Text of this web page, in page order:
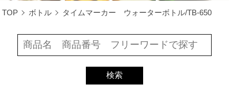
TOP ボトル タイムマーカー ウォーターボトル/TB-650